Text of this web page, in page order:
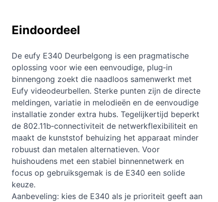
Eindoordeel
De eufy E340 Deurbelgong is een pragmatische
oplossing voor wie een eenvoudige, plug‑in
binnengong zoekt die naadloos samenwerkt met
Eufy videodeurbellen. Sterke punten zijn de directe
meldingen, variatie in melodieën en de eenvoudige
installatie zonder extra hubs. Tegelijkertijd beperkt
de 802.11b‑connectiviteit de netwerkflexibiliteit en
maakt de kunststof behuizing het apparaat minder
robuust dan metalen alternatieven. Voor
huishoudens met een stabiel binnennetwerk en
focus op gebruiksgemak is de E340 een solide
keuze.
Aanbeveling: kies de E340 als je prioriteit geeft aan